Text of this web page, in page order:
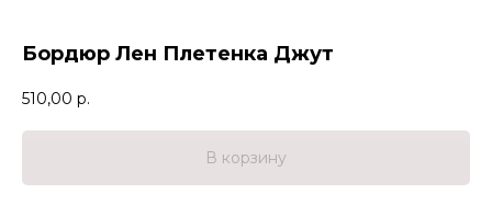
Бордюр Лен Плетенка Джут
510,00 р.
В корзину